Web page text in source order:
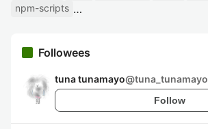
npm-scripts
Followees
tuna tunamayo@tuna_tunamayo
Follow